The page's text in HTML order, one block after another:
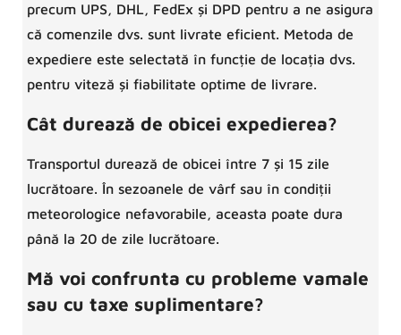
precum UPS, DHL, FedEx și DPD pentru a ne asigura
că comenzile dvs. sunt livrate eficient. Metoda de
expediere este selectată în funcție de locația dvs.
pentru viteză și fiabilitate optime de livrare.
Cât durează de obicei expedierea?
Transportul durează de obicei între 7 și 15 zile
lucrătoare. În sezoanele de vârf sau în condiții
meteorologice nefavorabile, aceasta poate dura
până la 20 de zile lucrătoare.
Mă voi confrunta cu probleme vamale
sau cu taxe suplimentare?